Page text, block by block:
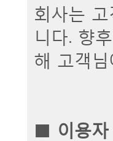
회사는
니다. 향
해 고객
■ 이용